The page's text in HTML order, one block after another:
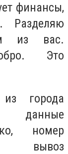
финансы,
Разделяю
из вас.
Это
города
данные
номер
вывоз